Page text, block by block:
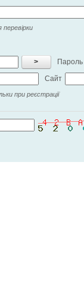
перевірки
>
Пароль
Сайт
при реєстрації